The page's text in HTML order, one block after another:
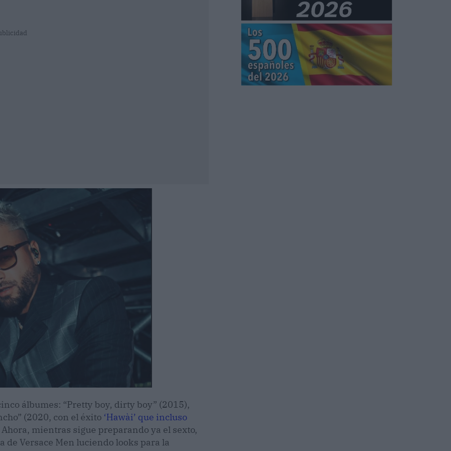
álbumes: “Pretty boy, dirty boy” (2015),
(2020, con el éxito ‘Hawài’ que incluso
Ahora, mientras sigue preparando ya el sexto,
Versace Men luciendo looks para la